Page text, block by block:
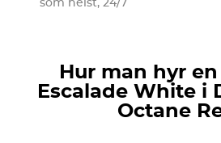
som helst, 24/7
Hur man hyr
Escalade White i
Octane